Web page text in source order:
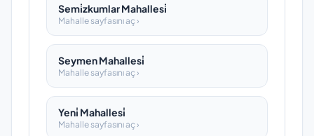
Semi̇zkumlar Mahallesi̇
Mahalle sayfasını aç ›
Seymen Mahallesi̇
Mahalle sayfasını aç ›
Yeni̇ Mahallesi̇
Mahalle sayfasını aç ›